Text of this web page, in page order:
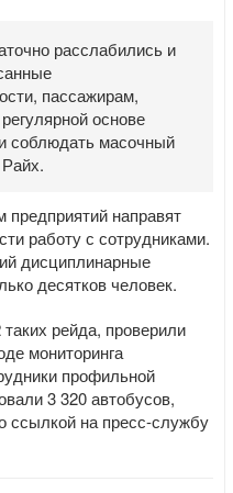
расслабились и
пассажирам,
основе
соблюдать масочный
предприятий направят
работу с сотрудниками.
дисциплинарные
десятков человек.
рейда, проверили
мониторинга
профильной
3 320 автобусов,
ссылкой на пресс-службу